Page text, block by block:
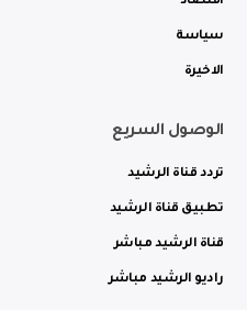
سياسة
الاخيرة
الوصول السريع
تردد قناة الرشيد
تطبيق قناة الرشيد
قناة الرشيد مباشر
راديو الرشيد مباشر